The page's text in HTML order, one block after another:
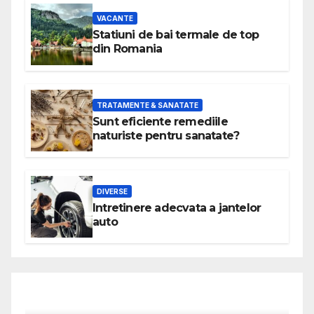
VACANTE
Statiuni de bai termale de top
din Romania
TRATAMENTE & SANATATE
Sunt eficiente remediile
naturiste pentru sanatate?
DIVERSE
Intretinere adecvata a jantelor
auto